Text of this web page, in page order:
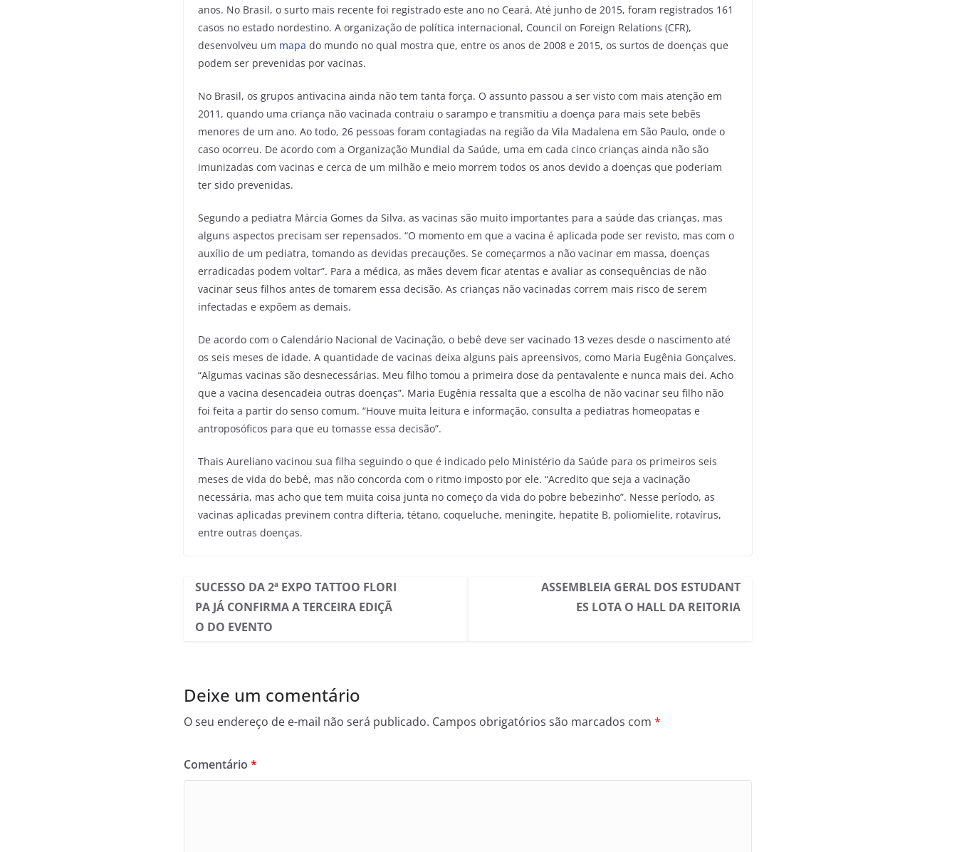
anos. No Brasil, o surto mais recente foi registrado este ano no Ceará. Até junho de 2015, foram registrados 161
casos no estado nordestino. A organização de política internacional, Council on Foreign Relations (CFR),
desenvolveu um mapa do mundo no qual mostra que, entre os anos de 2008 e 2015, os surtos de doenças que
podem ser prevenidas por vacinas.
No Brasil, os grupos antivacina ainda não tem tanta força. O assunto passou a ser visto com mais atenção em
2011, quando uma criança não vacinada contraiu o sarampo e transmitiu a doença para mais sete bebês
menores de um ano. Ao todo, 26 pessoas foram contagiadas na região da Vila Madalena em São Paulo, onde o
caso ocorreu. De acordo com a Organização Mundial da Saúde, uma em cada cinco crianças ainda não são
imunizadas com vacinas e cerca de um milhão e meio morrem todos os anos devido a doenças que poderiam
ter sido prevenidas.
Segundo a pediatra Márcia Gomes da Silva, as vacinas são muito importantes para a saúde das crianças, mas
alguns aspectos precisam ser repensados. “O momento em que a vacina é aplicada pode ser revisto, mas com o
auxílio de um pediatra, tomando as devidas precauções. Se começarmos a não vacinar em massa, doenças
erradicadas podem voltar”. Para a médica, as mães devem ficar atentas e avaliar as consequências de não
vacinar seus filhos antes de tomarem essa decisão. As crianças não vacinadas correm mais risco de serem
infectadas e expõem as demais.
De acordo com o Calendário Nacional de Vacinação, o bebê deve ser vacinado 13 vezes desde o nascimento até
os seis meses de idade. A quantidade de vacinas deixa alguns pais apreensivos, como Maria Eugênia Gonçalves.
“Algumas vacinas são desnecessárias. Meu filho tomou a primeira dose da pentavalente e nunca mais dei. Acho
que a vacina desencadeia outras doenças”. Maria Eugênia ressalta que a escolha de não vacinar seu filho não
foi feita a partir do senso comum. “Houve muita leitura e informação, consulta a pediatras homeopatas e
antroposóficos para que eu tomasse essa decisão”.
Thais Aureliano vacinou sua filha seguindo o que é indicado pelo Ministério da Saúde para os primeiros seis
meses de vida do bebê, mas não concorda com o ritmo imposto por ele. “Acredito que seja a vacinação
necessária, mas acho que tem muita coisa junta no começo da vida do pobre bebezinho”. Nesse período, as
vacinas aplicadas previnem contra difteria, tétano, coqueluche, meningite, hepatite B, poliomielite, rotavírus,
entre outras doenças.
SUCESSO DA 2ª EXPO TATTOO FLORI
PA JÁ CONFIRMA A TERCEIRA EDIÇÃ
O DO EVENTO
ASSEMBLEIA GERAL DOS ESTUDANT
ES LOTA O HALL DA REITORIA
Deixe um comentário
O seu endereço de e-mail não será publicado. Campos obrigatórios são marcados com *
Comentário *